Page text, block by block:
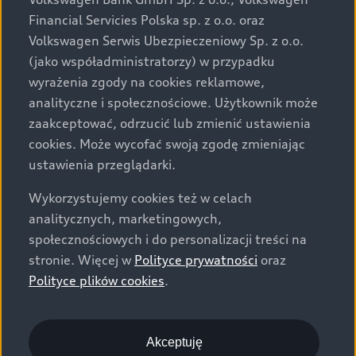
za dopłatą. Wiążące ustalenie ceny, wyposażenia i
specyfikacji pojazdu następują w umowie sprzedaży, a
określenie parametrów technicznych zawiera
świadectwo homologacji typu pojazdu. Zastrzegamy
sobie prawo do zmian i pomyłek. Wszelkie informacje
prezentowane na stronie są aktualne na dzień ich
zamieszczania. W celu uzyskania najnowszych
informacji prosimy kontaktować się z Partnerem Marki
Audi.
Wszystkie produkowane obecnie samochody marki Audi
są wykonywane z materiałów spełniających pod
względem możliwości odzysku i recyklingu wymagania
określone w normie ISO 22628 i są zgodne z
europejskimi świadectwami homologacji wydanymi wg
o.o. podlega obowiązkowi zapewnienia wszystkim
użytkownikom samochodów marki Volkswagen sieci
Financial Servicies Polska sp. z o.o. oraz
Volkswagen Serwis Ubezpieczeniowy Sp. z o.o.
(jako współadministratorzy) w przypadku
wyrażenia zgody na cookies reklamowe,
analityczne i społecznościowe. Użytkownik może
zaakceptować, odrzucić lub zmienić ustawienia
cookies. Może wycofać swoją zgodę zmieniając
ustawienia przeglądarki.
Wykorzystujemy cookies też w celach
analitycznych, marketingowych,
społecznościowych i do personalizacji treści na
stronie. Więcej w Polityce prywatności oraz
Polityce plików cookies.
Akceptuję